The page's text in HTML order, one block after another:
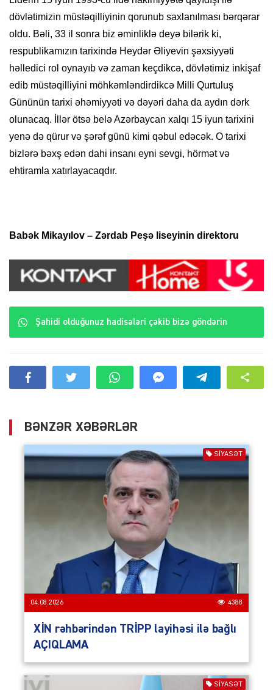
dövlətimizin müstəqilliyinin qorunub saxlanılması bərqərar
oldu. Bəli, 33 il sonra biz əminliklə deyə bilərik ki,
respublikamızın tarixində Heydər Əliyevin şəxsiyyəti
həlledici rol oynayıb və zaman keçdikcə, dövlətimiz inkişaf
edib müstəqilliyini möhkəmləndirdikcə Milli Qurtuluş
Gününün tarixi əhəmiyyəti və dəyəri daha da aydın dərk
olunacaq. İllər ötsə belə Azərbaycan xalqı 15 iyun tarixini
yenə də qürur və şərəf günü kimi qəbul edəcək. O tarixi
bizlərə bəxş edən dahi insanı eyni sevgi, hörmət və
ehtiramla xatırlayacaqdır.
Babək Mikayılov – Zərdab Peşə liseyinin direktoru
Şahidi olduğunuz hadisələri çəkib bizə göndərin
BƏNZƏR XƏBƏRLƏR
SIYASƏT
04.08.2026 4388
XİN rəhbərindən TRİPP layihəsi ilə bağlı
AÇIQLAMA
SIYASƏT